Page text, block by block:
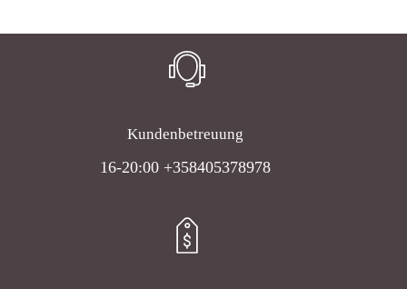
Kundenbetreuung
16-20:00 +358405378978